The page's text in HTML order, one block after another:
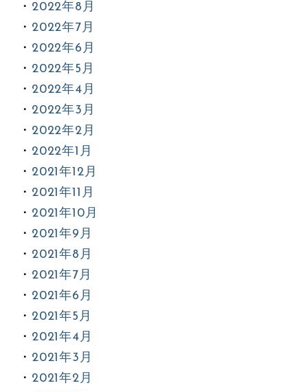
2022年8月
2022年7月
2022年6月
2022年5月
2022年4月
2022年3月
2022年2月
2022年1月
2021年12月
2021年11月
2021年10月
2021年9月
2021年8月
2021年7月
2021年6月
2021年5月
2021年4月
2021年3月
2021年2月